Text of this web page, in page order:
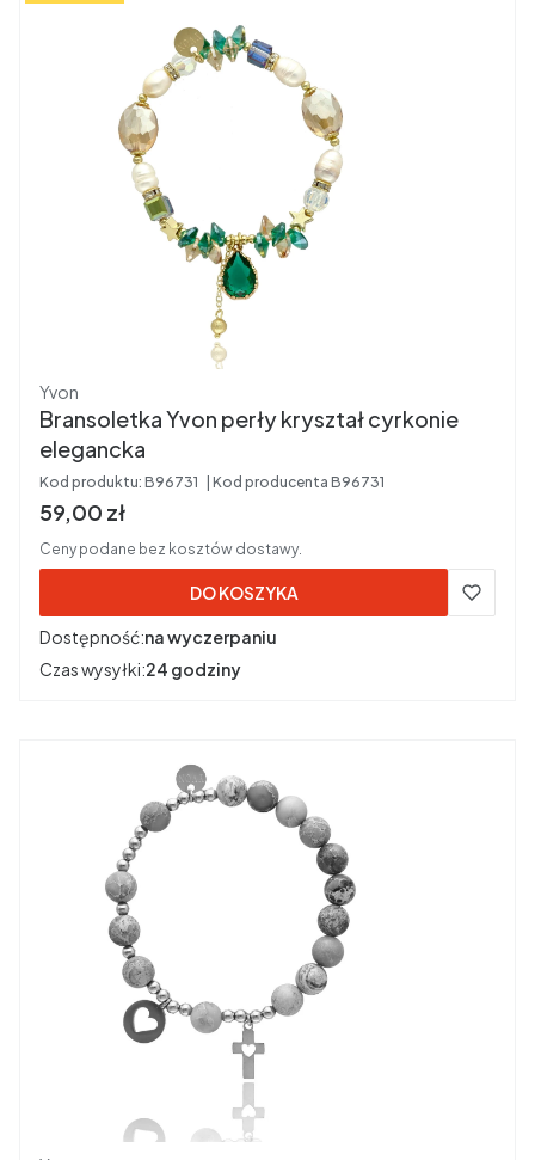
Producent
Yvon
Bransoletka Yvon perły kryształ cyrkonie
elegancka
Kod produktu: B96731 Kod producenta B96731
Cena brutto
59,00 zł
Ceny podane bez kosztów dostawy.
DO KOSZYKA
Dostępność:na wyczerpaniu
Czas wysyłki:24 godziny